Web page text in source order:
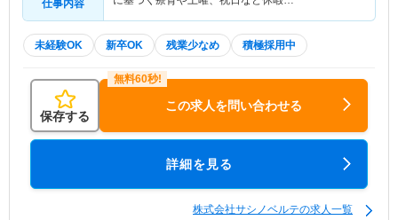
仕事内容
未経験OK 新卒OK 残業少なめ 積極採用中
保存する
この求人を問い合わせる
詳細を見る
株式会社サシノベルテの求人一覧